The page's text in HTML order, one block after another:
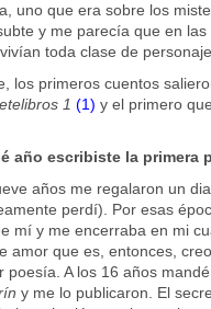
uno que era sobre los
y me parecía que en
toda clase de
los primeros cuentos
1 (1) y el primero
año escribiste la primera
años me regalaron un
perdí). Por esas
mí y me encerraba en mi
amor que es, entonces,
poesía. A los 16 años
y me lo publicaron. El